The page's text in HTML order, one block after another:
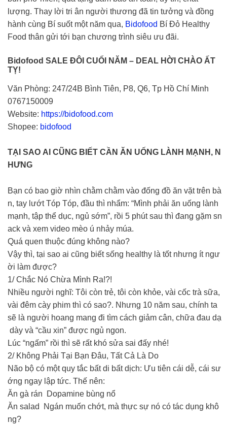
lượng. Thay lời tri ân người thương đã tin tưởng và đồng
hành cùng Bí suốt một năm qua, Bidofood Bí Đỏ Healthy
Food thân gửi tới bạn chương trình siêu ưu đãi. ️
Bidofood SALE ĐÔI CUỐI NĂM – DEAL HỜI CHÀO ẤT
TỴ!
Văn Phòng: 247/24B Bình Tiên, P8, Q6, Tp Hồ Chí Minh
0767150009
Website: https://bidofood.com
Shopee: bidofood
TẠI SAO AI CŨNG BIẾT CẦN ĂN UỐNG LÀNH MẠNH, N
HƯNG
Bạn có bao giờ nhìn chằm chằm vào đống đồ ăn vặt trên bà
n, tay lướt Tóp Tóp, đầu thì nhẩm: “Mình phải ăn uống lành
mạnh, tập thể dục, ngủ sớm”, rồi 5 phút sau thì đang gặm sn
ack và xem video mèo ú nhảy múa.
Quá quen thuộc đúng không nào?
Vậy thì, tại sao ai cũng biết sống healthy là tốt nhưng ít ngư
ời làm được?
1/ Chắc Nó Chừa Mình Ra!?!
Nhiều người nghĩ: Tôi còn trẻ, tôi còn khỏe, vài cốc trà sữa,
vài đêm cày phim thì có sao?. Nhưng 10 năm sau, chính ta
sẽ là người hoang mang đi tìm cách giảm cân, chữa đau dạ
dày và “cầu xin” được ngủ ngon.
Lúc “ngấm” rồi thì sẽ rất khó sửa sai đấy nhé!
2/ Không Phải Tại Bạn Đâu, Tất Cả Là Do
Não bộ có một quy tắc bất di bất dịch: Ưu tiên cái dễ, cái sư
ớng ngay lập tức. Thế nên:
Ăn gà rán Dopamine bùng nổ
Ăn salad Ngán muốn chớt, mà thực sự nó có tác dụng khô
ng?